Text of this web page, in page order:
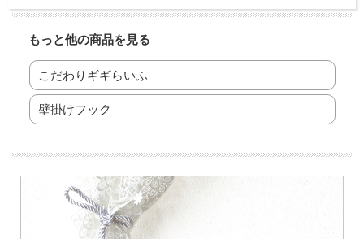
もっと他の商品を見る
こだわりギギらいふ
壁掛けフック